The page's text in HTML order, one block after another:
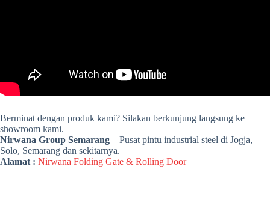
Berminat dengan produk kami? Silakan berkunjung langsung ke
showroom kami.
Nirwana Group Semarang – Pusat pintu industrial steel di Jogja,
Solo, Semarang dan sekitarnya.
Alamat : Nirwana Folding Gate & Rolling Door